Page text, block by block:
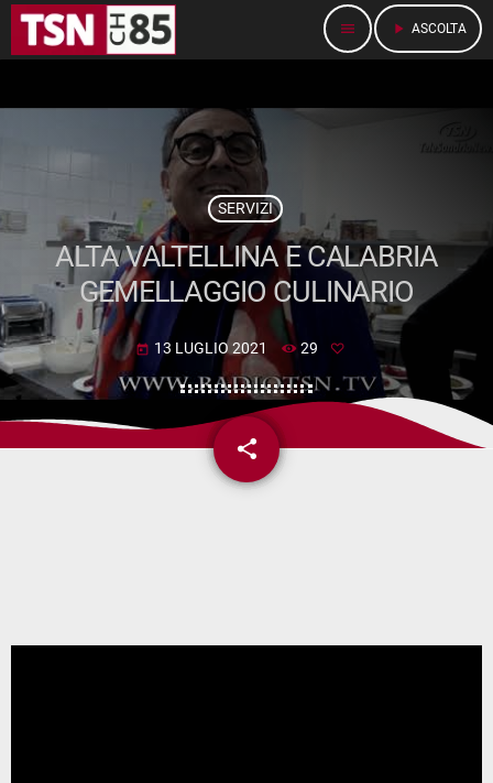
menu play_arrow ASCOLTA
SERVIZI
ALTA VALTELLINA E CALABRIA
GEMELLAGGIO CULINARIO
today 13 LUGLIO 2021 29
share
email